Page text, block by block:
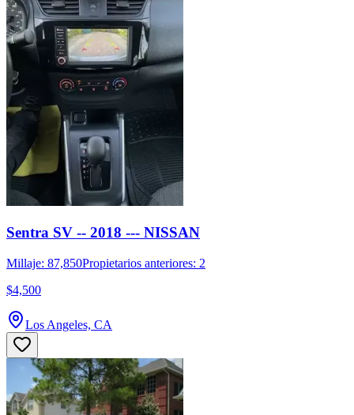
Sentra SV -- 2018 --- NISSAN
Millaje: 87,850Propietarios anteriores: 2
$4,500
Los Angeles, CA